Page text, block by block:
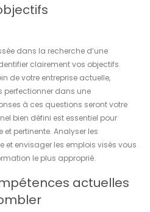
dans la recherche d’une
clairement vos objectifs.
de votre entreprise actuelle,
perfectionner dans une
à ces questions seront votre
bien défini est essentiel pour
pertinente. Analyser les
et envisager les emplois visés vous
le plus approprié.
actuelles